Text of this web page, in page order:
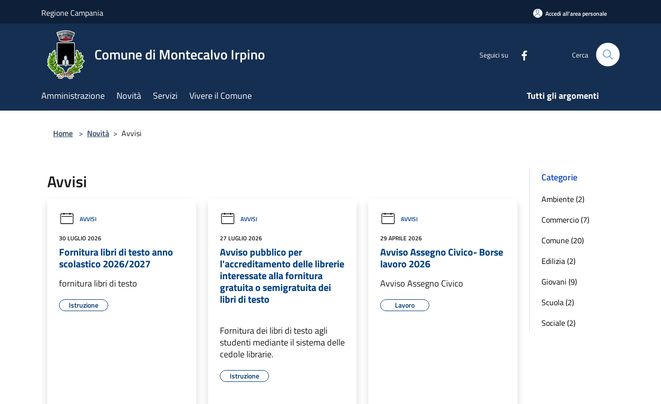
Regione Campania Accedi all'area personale
Comune di Montecalvo Irpino Seguici su Cerca
Amministrazione Novità Servizi Vivere il Comune Tutti gli argomenti
Home > Novità > Avvisi
Avvisi
AVVISI
30 LUGLIO 2026
Fornitura libri di testo anno
scolastico 2026/2027
fornitura libri di testo
Istruzione
AVVISI
27 LUGLIO 2026
Avviso pubblico per
l'accreditamento delle librerie
interessate alla fornitura
gratuita o semigratuita dei
libri di testo
Fornitura dei libri di testo agli
studenti mediante il sistema delle
cedole librarie.
Istruzione
AVVISI
29 APRILE 2026
Avviso Assegno Civico- Borse
lavoro 2026
Avviso Assegno Civico
Lavoro
Categorie
Ambiente (2)
Commercio (7)
Comune (20)
Edilizia (2)
Giovani (9)
Scuola (2)
Sociale (2)